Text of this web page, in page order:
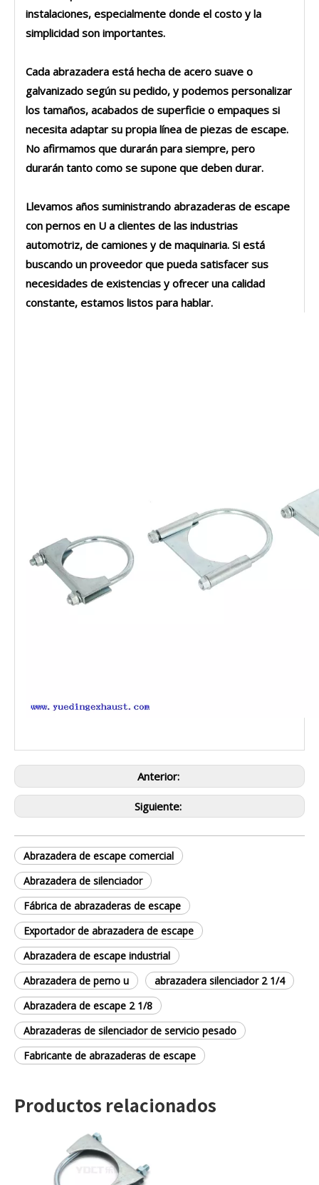
instalaciones, especialmente donde el costo y la
simplicidad son importantes.
Cada abrazadera está hecha de acero suave o
galvanizado según su pedido, y podemos personalizar
los tamaños, acabados de superficie o empaques si
necesita adaptar su propia línea de piezas de escape.
No afirmamos que durarán para siempre, pero
durarán tanto como se supone que deben durar.
Llevamos años suministrando abrazaderas de escape
con pernos en U a clientes de las industrias
automotriz, de camiones y de maquinaria. Si está
buscando un proveedor que pueda satisfacer sus
necesidades de existencias y ofrecer una calidad
constante, estamos listos para hablar.
Anterior:
Siguiente:
Abrazadera de escape comercial
Abrazadera de silenciador
Fábrica de abrazaderas de escape
Exportador de abrazadera de escape
Abrazadera de escape industrial
Abrazadera de perno u
abrazadera silenciador 2 1/4
Abrazadera de escape 2 1/8
Abrazaderas de silenciador de servicio pesado
Fabricante de abrazaderas de escape
Productos relacionados